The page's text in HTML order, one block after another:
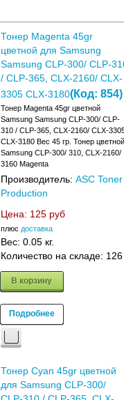
Тонер Magenta 45gr
цветной для Samsung
Samsung CLP-300/ CLP-
/ CLP-365, CLX-2160/ CLX-
3305 CLX-3180(Код: 854)
Тонер Magenta 45gr цветной
Samsung Samsung CLP-300/ CLP-
310 / CLP-365, CLX-2160/ CLX-
CLX-3180 Вес 45 гр. Тонер цветной
Samsung CLP-300/ 310, CLX-2160/
3160 Magenta
Производитель: ASC Toner
Production
Цена: 125 руб
плюс доставка
Вес: 0.05 кг.
Количество на складе: 126
В корзину
Подробнее
Тонер Cyan 45gr цветной
для Samsung CLP-300/